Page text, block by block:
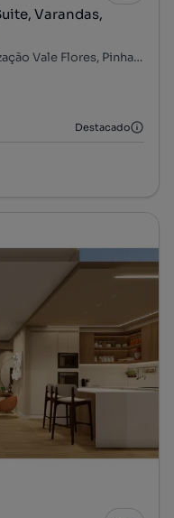
Varandas,
Rua do Chefe de Estação - Urbanização Vale Flores, Pinhal Novo, Palmela, Setúbal
Destacado